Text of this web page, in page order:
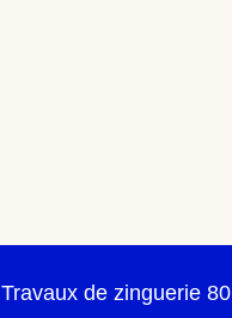
Travaux de zinguerie 80